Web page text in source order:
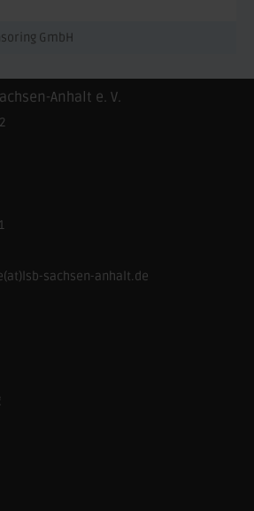
GmbH
Anhalt e. V.
sachsen-anhalt.de